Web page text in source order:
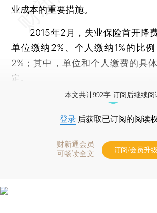
业成本的重要措施。
2015年2月，失业保险首开降
单位缴纳2%、个人缴纳1%的比
2%；其中，单位和个人缴费的具
定。
本文共计992字 订阅后继续阅
登录 后获取已订阅的阅读
财新通会员
可畅读全文
订阅/会员升级